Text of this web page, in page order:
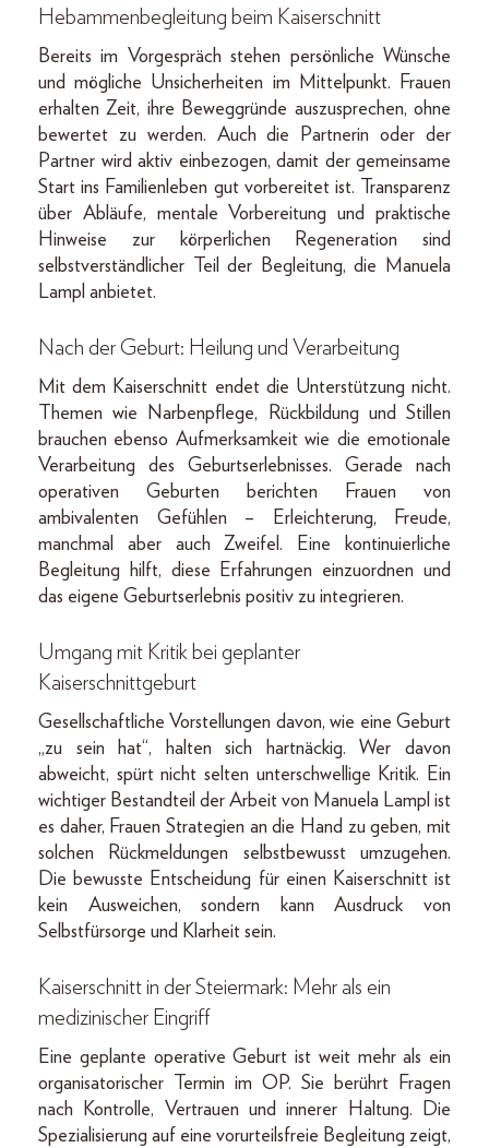
Hebammenbegleitung beim Kaiserschnitt
Bereits im Vorgespräch stehen persönliche Wünsche
und mögliche Unsicherheiten im Mittelpunkt. Frauen
erhalten Zeit, ihre Beweggründe auszusprechen, ohne
bewertet zu werden. Auch die Partnerin oder der
Partner wird aktiv einbezogen, damit der gemeinsame
Start ins Familienleben gut vorbereitet ist. Transparenz
über Abläufe, mentale Vorbereitung und praktische
Hinweise zur körperlichen Regeneration sind
selbstverständlicher Teil der Begleitung, die Manuela
Lampl anbietet.
Nach der Geburt: Heilung und Verarbeitung
Mit dem Kaiserschnitt endet die Unterstützung nicht.
Themen wie Narbenpflege, Rückbildung und Stillen
brauchen ebenso Aufmerksamkeit wie die emotionale
Verarbeitung des Geburtserlebnisses. Gerade nach
operativen Geburten berichten Frauen von
ambivalenten Gefühlen – Erleichterung, Freude,
manchmal aber auch Zweifel. Eine kontinuierliche
Begleitung hilft, diese Erfahrungen einzuordnen und
das eigene Geburtserlebnis positiv zu integrieren.
Umgang mit Kritik bei geplanter
Kaiserschnittgeburt
Gesellschaftliche Vorstellungen davon, wie eine Geburt
„zu sein hat“, halten sich hartnäckig. Wer davon
abweicht, spürt nicht selten unterschwellige Kritik. Ein
wichtiger Bestandteil der Arbeit von Manuela Lampl ist
es daher, Frauen Strategien an die Hand zu geben, mit
solchen Rückmeldungen selbstbewusst umzugehen.
Die bewusste Entscheidung für einen Kaiserschnitt ist
kein Ausweichen, sondern kann Ausdruck von
Selbstfürsorge und Klarheit sein.
Kaiserschnitt in der Steiermark: Mehr als ein
medizinischer Eingriff
Eine geplante operative Geburt ist weit mehr als ein
organisatorischer Termin im OP. Sie berührt Fragen
nach Kontrolle, Vertrauen und innerer Haltung. Die
Spezialisierung auf eine vorurteilsfreie Begleitung zeigt,